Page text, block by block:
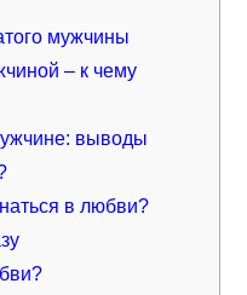
мужчины
– к чему
выводы
в любви?